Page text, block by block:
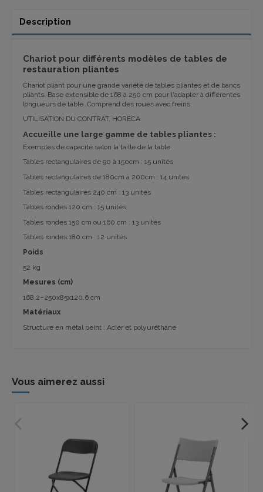
Description
Chariot pour différents modèles de tables de
restauration pliantes
Chariot pliant pour une grande variété de tables pliantes et de bancs
pliants. Base extensible de 168 à 250 cm pour l'adapter à différentes
longueurs de table. Comprend des roues avec freins.
UTILISATION DU CONTRAT, HORECA
Accueille une large gamme de tables pliantes :
Exemples de capacité selon la taille de la table :
Tables rectangulaires de 90 à 150cm : 15 unités
Tables rectangulaires de 180cm à 200cm : 14 unités
Tables rectangulaires 240 cm : 13 unités
Tables rondes 120 cm : 15 unités
Tables rondes 150 cm ou 160 cm : 13 unités
Tables rondes 180 cm : 12 unités
Poids
52 kg
Mesures (cm)
168.2–250x85x120.6 cm
Matériaux
Structure en métal peint : Acier et polyuréthane
Vous aimerez aussi